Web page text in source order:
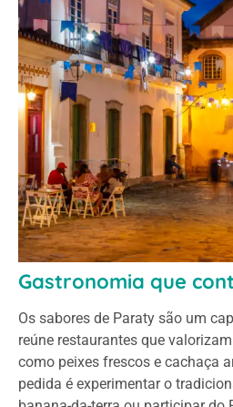
Gastronomia que
Os sabores de Paraty são um
reúne restaurantes que
como peixes frescos e cachaça
pedida é experimentar o